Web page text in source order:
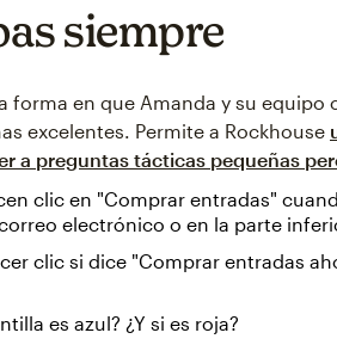
siempre
forma en que Amanda y su equipo
excelentes. Permite a Rockhouse
a preguntas tácticas pequeñas
clic en "Comprar entradas"
electrónico o en la parte
clic si dice "Comprar entradas
es azul? ¿Y si es roja?